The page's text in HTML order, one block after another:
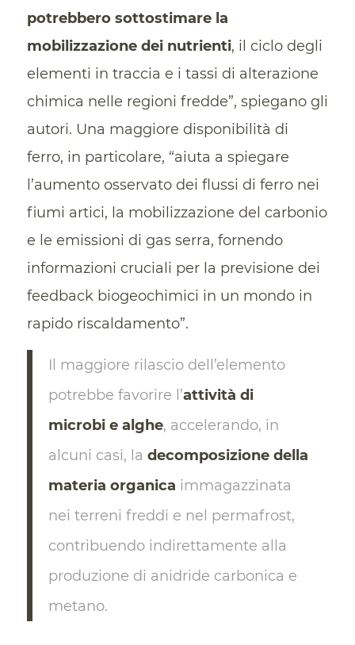
potrebbero sottostimare la
mobilizzazione dei nutrienti, il ciclo degli
elementi in traccia e i tassi di alterazione
chimica nelle regioni fredde”, spiegano gli
autori. Una maggiore disponibilità di
ferro, in particolare, “aiuta a spiegare
l’aumento osservato dei flussi di ferro nei
fiumi artici, la mobilizzazione del carbonio
e le emissioni di gas serra, fornendo
informazioni cruciali per la previsione dei
feedback biogeochimici in un mondo in
rapido riscaldamento”.
Il maggiore rilascio dell’elemento
potrebbe favorire l’attività di
microbi e alghe, accelerando, in
alcuni casi, la decomposizione della
materia organica immagazzinata
nei terreni freddi e nel permafrost,
contribuendo indirettamente alla
produzione di anidride carbonica e
metano.